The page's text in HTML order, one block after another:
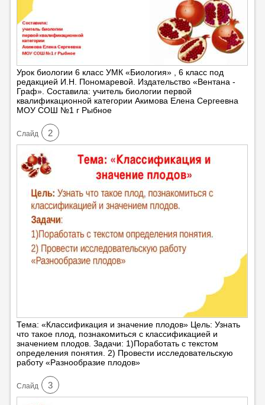
Урок биологии 6 класс УМК «Биология» , 6 класс под
редакцией И.Н. Пономаревой. Издательство «Вентана -
Граф». Составила: учитель биологии первой
квалификационной категории Акимова Елена Сергеевна
МОУ СОШ №1 г Рыбное
Cлайд 2
Тема: «Классификация и значение плодов» Цель: Узнать
что такое плод, познакомиться с классификацией и
значением плодов. Задачи: 1)Поработать с текстом
определения понятия. 2) Провести исследовательскую
работу «Разнообразие плодов»
Cлайд 3